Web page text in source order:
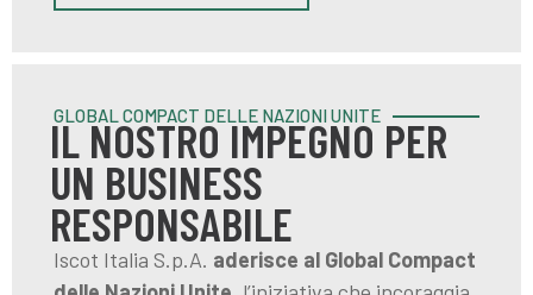
GLOBAL COMPACT DELLE NAZIONI UNITE
IL NOSTRO IMPEGNO PER
UN BUSINESS
RESPONSABILE
Iscot Italia S.p.A. aderisce al Global Compact